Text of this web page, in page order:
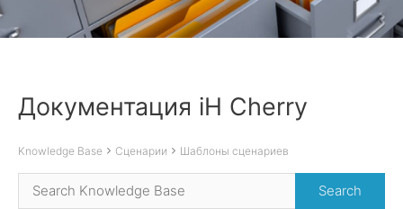
Документация iH Cherry
Knowledge Base Сценарии Шаблоны сценариев